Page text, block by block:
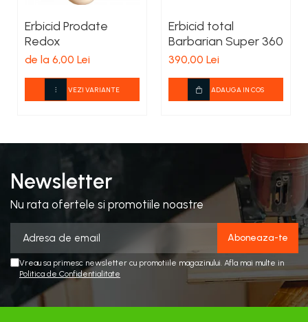
Erbicid Prodate
Redox
de la 6,00 Lei
VEZI VARIANTE
Erbicid total
Barbarian Super 360
390,00 Lei
ADAUGA IN COS
Newsletter
Nu rata ofertele si promotiile noastre
Vreau sa primesc newsletter cu promotiile magazinului. Afla mai multe in
Politica de Confidentialitate